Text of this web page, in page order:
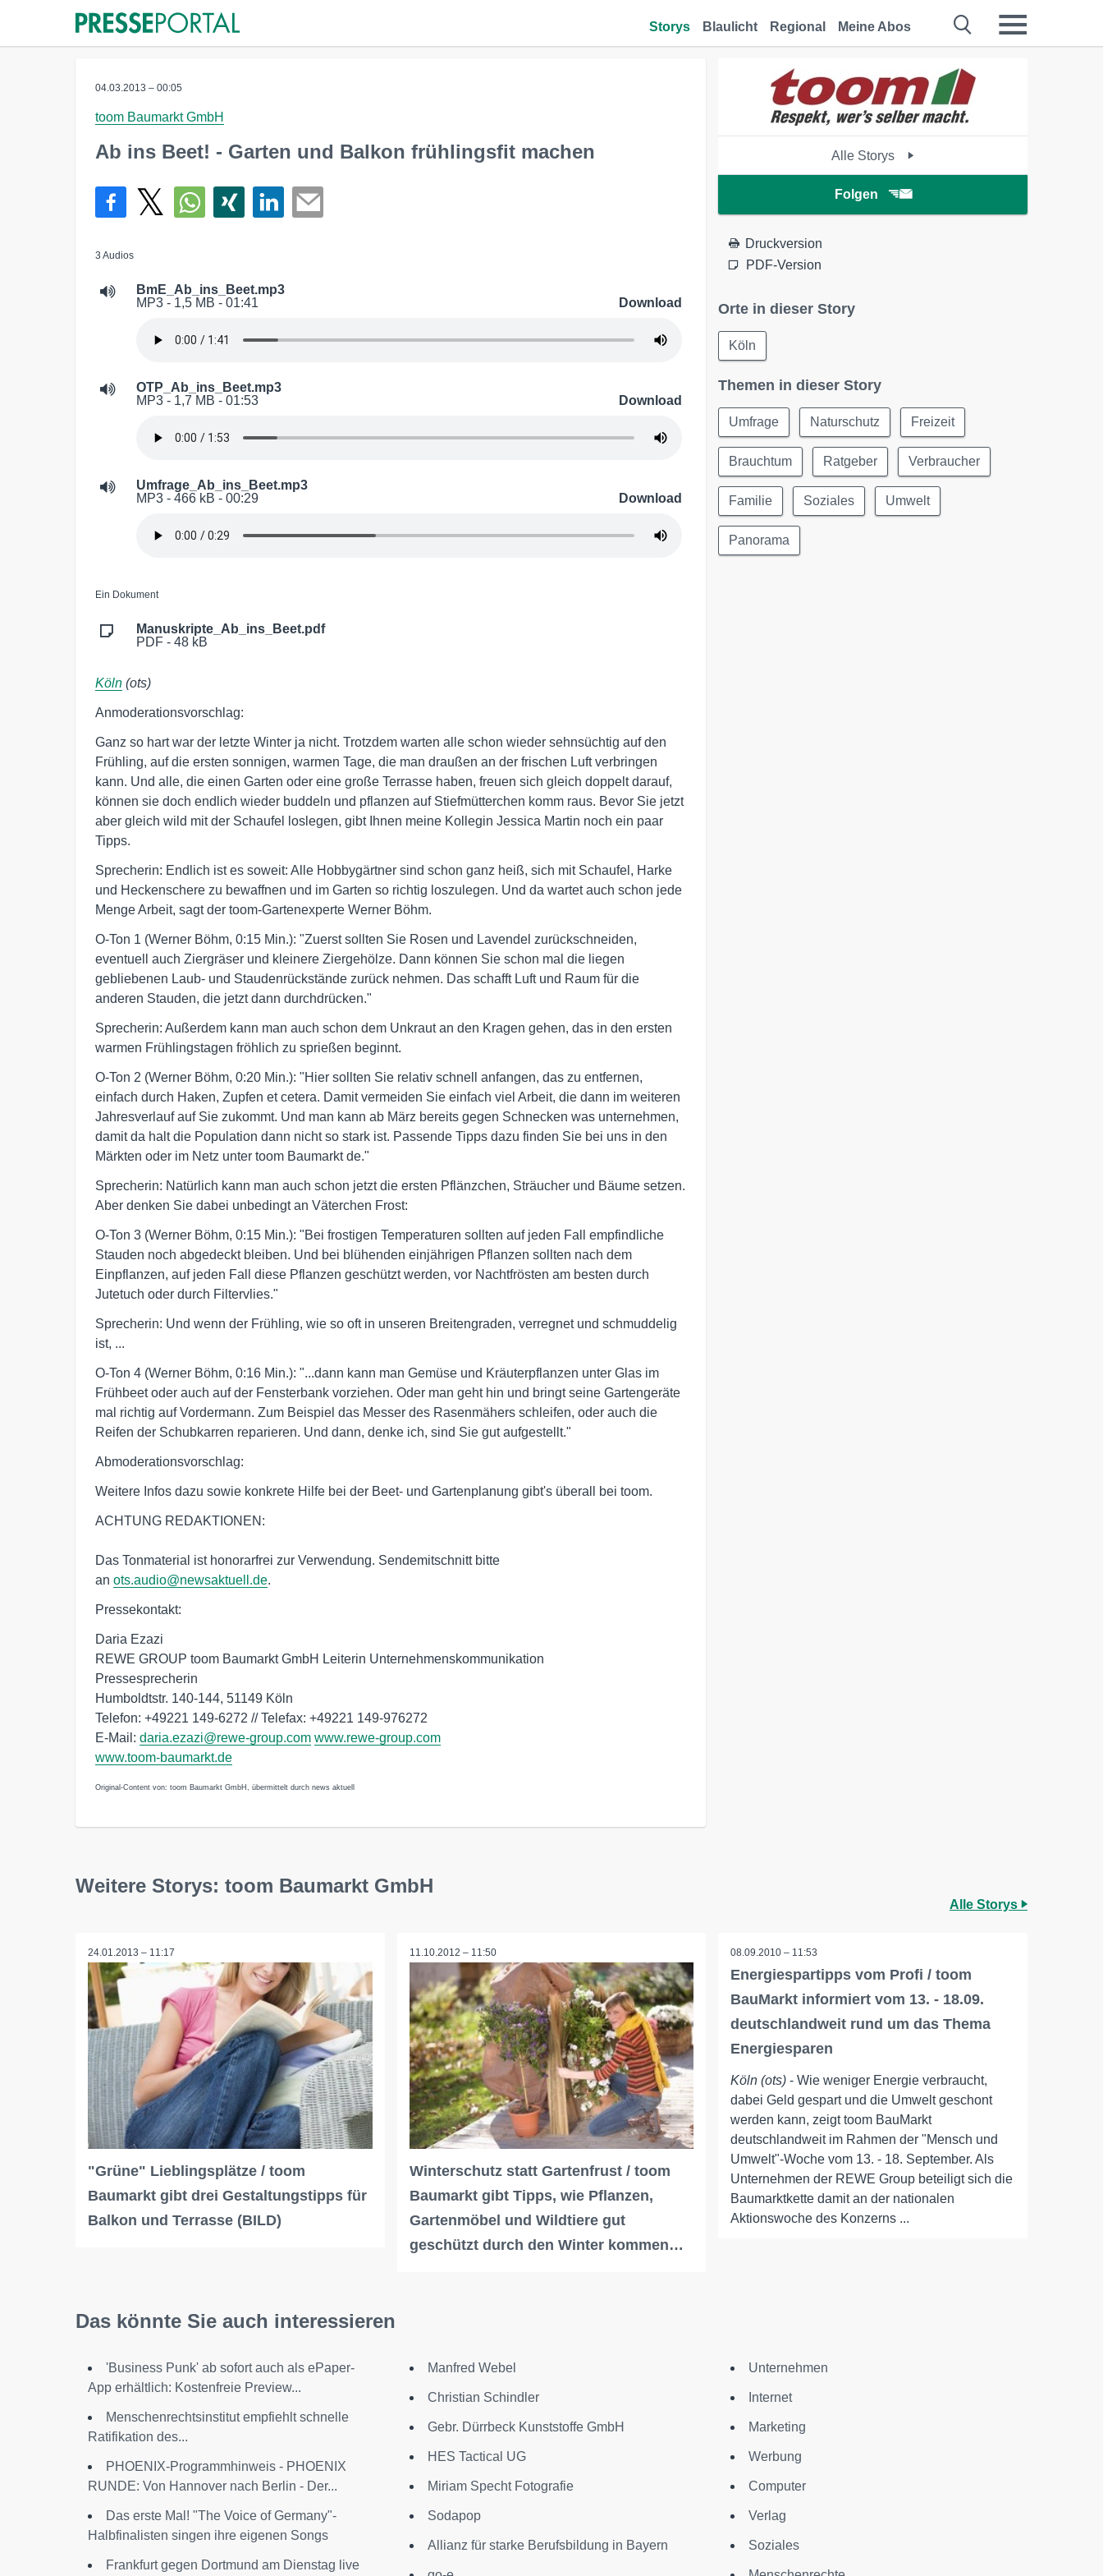
Storys Blaulicht Regional Meine Abos
04.03.2013 – 00:05
toom Baumarkt GmbH
Ab ins Beet! - Garten und Balkon frühlingsfit machen
3 Audios
BmE_Ab_ins_Beet.mp3
MP3 - 1,5 MB - 01:41
Download
OTP_Ab_ins_Beet.mp3
MP3 - 1,7 MB - 01:53
Download
Umfrage_Ab_ins_Beet.mp3
MP3 - 466 kB - 00:29
Download
Ein Dokument
Manuskripte_Ab_ins_Beet.pdf
PDF - 48 kB
Köln (ots)
Anmoderationsvorschlag:
Ganz so hart war der letzte Winter ja nicht. Trotzdem warten alle schon wieder sehnsüchtig auf den
Frühling, auf die ersten sonnigen, warmen Tage, die man draußen an der frischen Luft verbringen
kann. Und alle, die einen Garten oder eine große Terrasse haben, freuen sich gleich doppelt darauf,
können sie doch endlich wieder buddeln und pflanzen auf Stiefmütterchen komm raus. Bevor Sie jetzt
aber gleich wild mit der Schaufel loslegen, gibt Ihnen meine Kollegin Jessica Martin noch ein paar
Tipps.
Sprecherin: Endlich ist es soweit: Alle Hobbygärtner sind schon ganz heiß, sich mit Schaufel, Harke
und Heckenschere zu bewaffnen und im Garten so richtig loszulegen. Und da wartet auch schon jede
Menge Arbeit, sagt der toom-Gartenexperte Werner Böhm.
O-Ton 1 (Werner Böhm, 0:15 Min.): "Zuerst sollten Sie Rosen und Lavendel zurückschneiden,
eventuell auch Ziergräser und kleinere Ziergehölze. Dann können Sie schon mal die liegen
gebliebenen Laub- und Staudenrückstände zurück nehmen. Das schafft Luft und Raum für die
anderen Stauden, die jetzt dann durchdrücken."
Sprecherin: Außerdem kann man auch schon dem Unkraut an den Kragen gehen, das in den ersten
warmen Frühlingstagen fröhlich zu sprießen beginnt.
O-Ton 2 (Werner Böhm, 0:20 Min.): "Hier sollten Sie relativ schnell anfangen, das zu entfernen,
einfach durch Haken, Zupfen et cetera. Damit vermeiden Sie einfach viel Arbeit, die dann im weiteren
Jahresverlauf auf Sie zukommt. Und man kann ab März bereits gegen Schnecken was unternehmen,
damit da halt die Population dann nicht so stark ist. Passende Tipps dazu finden Sie bei uns in den
Märkten oder im Netz unter toom Baumarkt de."
Sprecherin: Natürlich kann man auch schon jetzt die ersten Pflänzchen, Sträucher und Bäume setzen.
Aber denken Sie dabei unbedingt an Väterchen Frost:
O-Ton 3 (Werner Böhm, 0:15 Min.): "Bei frostigen Temperaturen sollten auf jeden Fall empfindliche
Stauden noch abgedeckt bleiben. Und bei blühenden einjährigen Pflanzen sollten nach dem
Einpflanzen, auf jeden Fall diese Pflanzen geschützt werden, vor Nachtfrösten am besten durch
Jutetuch oder durch Filtervlies."
Sprecherin: Und wenn der Frühling, wie so oft in unseren Breitengraden, verregnet und schmuddelig
ist, ...
O-Ton 4 (Werner Böhm, 0:16 Min.): "...dann kann man Gemüse und Kräuterpflanzen unter Glas im
Frühbeet oder auch auf der Fensterbank vorziehen. Oder man geht hin und bringt seine Gartengeräte
mal richtig auf Vordermann. Zum Beispiel das Messer des Rasenmähers schleifen, oder auch die
Reifen der Schubkarren reparieren. Und dann, denke ich, sind Sie gut aufgestellt."
Abmoderationsvorschlag:
Weitere Infos dazu sowie konkrete Hilfe bei der Beet- und Gartenplanung gibt's überall bei toom.
ACHTUNG REDAKTIONEN:
Das Tonmaterial ist honorarfrei zur Verwendung. Sendemitschnitt bitte
an ots.audio@newsaktuell.de.
Pressekontakt:
Daria Ezazi
REWE GROUP toom Baumarkt GmbH Leiterin Unternehmenskommunikation
Pressesprecherin
Humboldtstr. 140-144, 51149 Köln
Telefon: +49221 149-6272 // Telefax: +49221 149-976272
E-Mail: daria.ezazi@rewe-group.com www.rewe-group.com
www.toom-baumarkt.de
Original-Content von: toom Baumarkt GmbH, übermittelt durch news aktuell
Alle Storys
Folgen
Druckversion
PDF-Version
Orte in dieser Story
Köln
Themen in dieser Story
Umfrage Naturschutz Freizeit
Brauchtum Ratgeber Verbraucher
Familie Soziales Umwelt
Panorama
Weitere Storys: toom Baumarkt GmbH
Alle Storys
24.01.2013 – 11:17
"Grüne" Lieblingsplätze / toom
Baumarkt gibt drei Gestaltungstipps für
Balkon und Terrasse (BILD)
11.10.2012 – 11:50
Winterschutz statt Gartenfrust / toom
Baumarkt gibt Tipps, wie Pflanzen,
Gartenmöbel und Wildtiere gut
geschützt durch den Winter kommen…
08.09.2010 – 11:53
Energiespartipps vom Profi / toom
BauMarkt informiert vom 13. - 18.09.
deutschlandweit rund um das Thema
Energiesparen
Köln (ots) - Wie weniger Energie verbraucht,
dabei Geld gespart und die Umwelt geschont
werden kann, zeigt toom BauMarkt
deutschlandweit im Rahmen der "Mensch und
Umwelt"-Woche vom 13. - 18. September. Als
Unternehmen der REWE Group beteiligt sich die
Baumarktkette damit an der nationalen
Aktionswoche des Konzerns ...
Das könnte Sie auch interessieren
'Business Punk' ab sofort auch als ePaper-
App erhältlich: Kostenfreie Preview...
Menschenrechtsinstitut empfiehlt schnelle
Ratifikation des...
PHOENIX-Programmhinweis - PHOENIX
RUNDE: Von Hannover nach Berlin - Der...
Das erste Mal! "The Voice of Germany"-
Halbfinalisten singen ihre eigenen Songs
Frankfurt gegen Dortmund am Dienstag live
Manfred Webel
Christian Schindler
Gebr. Dürrbeck Kunststoffe GmbH
HES Tactical UG
Miriam Specht Fotografie
Sodapop
Allianz für starke Berufsbildung in Bayern
Unternehmen
Internet
Marketing
Werbung
Computer
Verlag
Soziales